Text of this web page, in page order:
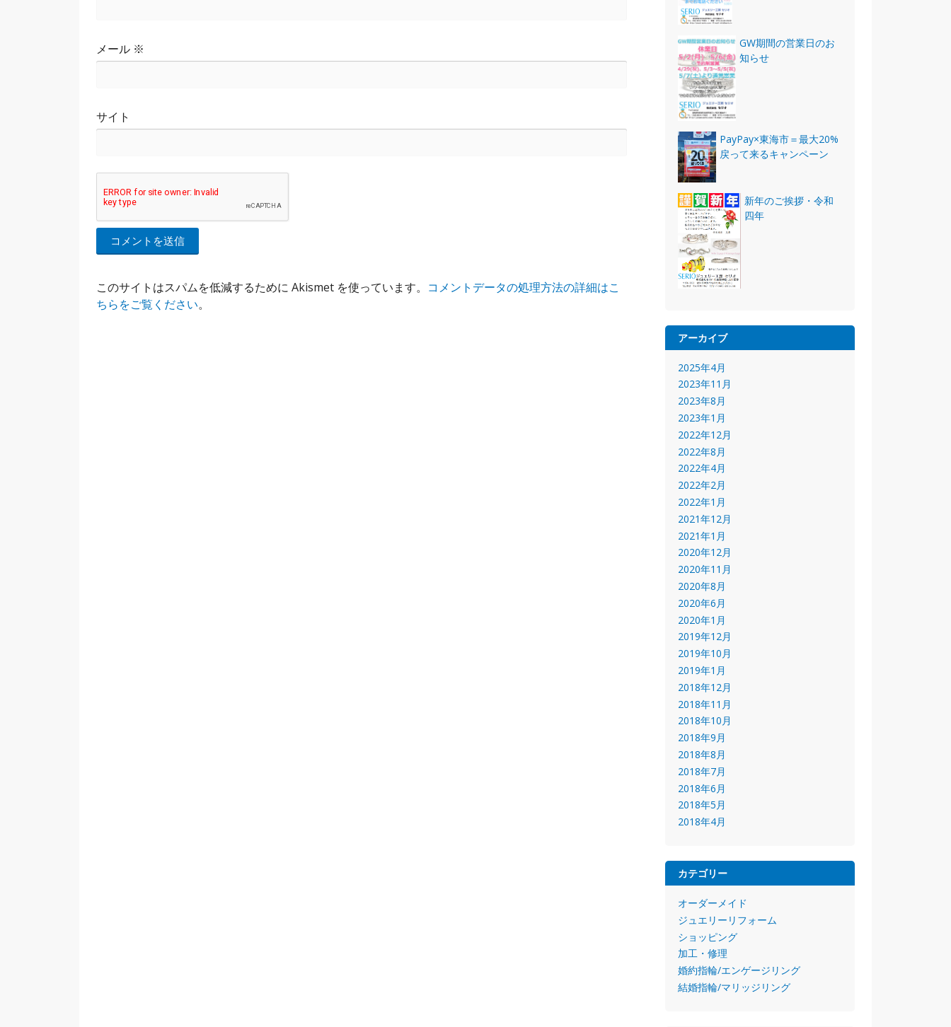
メール ※
サイト
このサイトはスパムを低減するために Akismet を使っています。 コメントデータの処理方法の詳細はこ
ちらをご覧ください。
GW期間の営業日のお
知らせ
PayPay×東海市＝最大20%
戻って来るキャンペーン
新年のご挨拶・令和
四年
アーカイブ
2025年4月
2023年11月
2023年8月
2023年1月
2022年12月
2022年8月
2022年4月
2022年2月
2022年1月
2021年12月
2021年1月
2020年12月
2020年11月
2020年8月
2020年6月
2020年1月
2019年12月
2019年10月
2019年1月
2018年12月
2018年11月
2018年10月
2018年9月
2018年8月
2018年7月
2018年6月
2018年5月
2018年4月
カテゴリー
オーダーメイド
ジュエリーリフォーム
ショッピング
加工・修理
婚約指輪/エンゲージリング
結婚指輪/マリッジリング